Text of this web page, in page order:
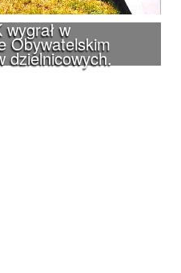
w
Obywatelskim
dzielnicowych.